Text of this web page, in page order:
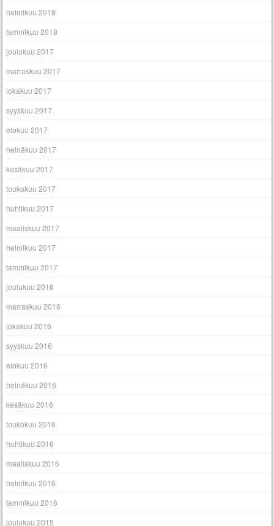
helmikuu 2018
tammikuu 2018
joulukuu 2017
marraskuu 2017
lokakuu 2017
syyskuu 2017
elokuu 2017
heinäkuu 2017
kesäkuu 2017
toukokuu 2017
huhtikuu 2017
maaliskuu 2017
helmikuu 2017
tammikuu 2017
joulukuu 2016
marraskuu 2016
lokakuu 2016
syyskuu 2016
elokuu 2016
heinäkuu 2016
kesäkuu 2016
toukokuu 2016
huhtikuu 2016
maaliskuu 2016
helmikuu 2016
tammikuu 2016
joulukuu 2015